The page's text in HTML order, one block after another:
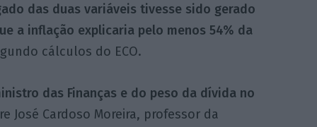
das duas variáveis tivesse sido gerado
a inflação explicaria pelo menos 54% da
cálculos do ECO.
das Finanças e do peso da dívida no
José Cardoso Moreira, professor da